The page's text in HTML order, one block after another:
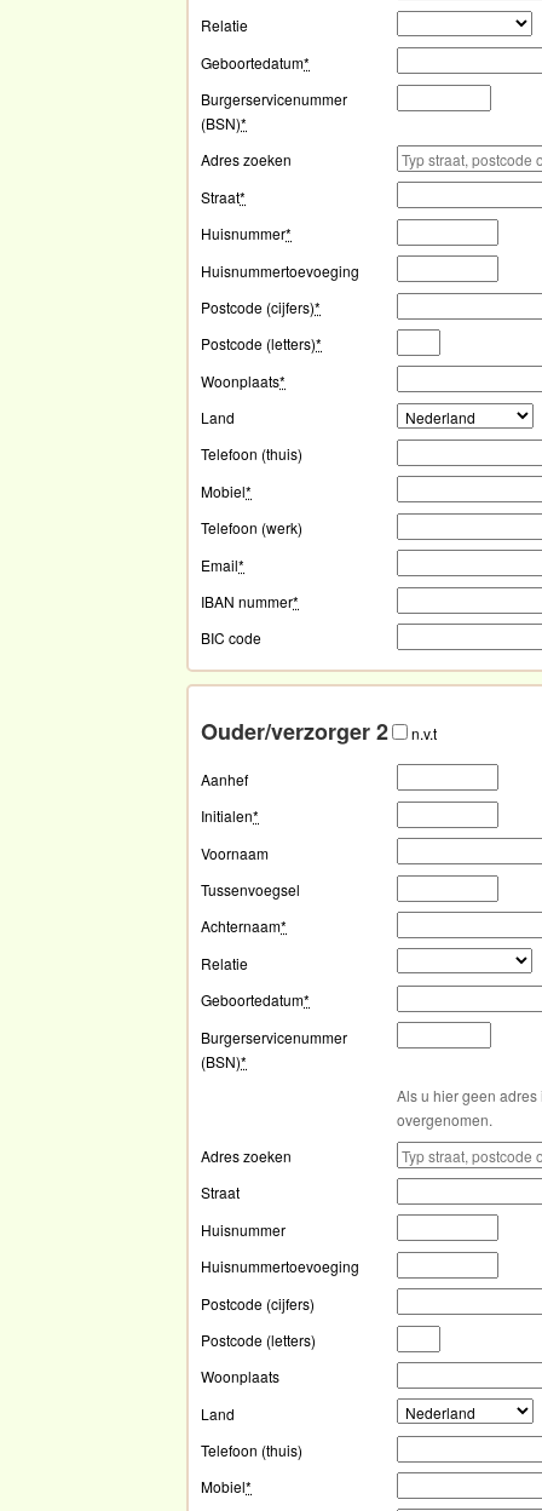
Relatie
Geboortedatum*
Burgerservicenummer
(BSN)*
Adres zoeken
Straat*
Huisnummer*
Huisnummertoevoeging
Postcode (cijfers)*
Postcode (letters)*
Woonplaats*
Land
Telefoon (thuis)
Mobiel*
Telefoon (werk)
Email*
IBAN nummer*
BIC code
Ouder/verzorger 2 n.v.t
Aanhef
Initialen*
Voornaam
Tussenvoegsel
Achternaam*
Relatie
Geboortedatum*
Burgerservicenummer
(BSN)*
Als u hier geen
overgenomen.
Adres zoeken
Straat
Huisnummer
Huisnummertoevoeging
Postcode (cijfers)
Postcode (letters)
Woonplaats
Land
Telefoon (thuis)
Mobiel*